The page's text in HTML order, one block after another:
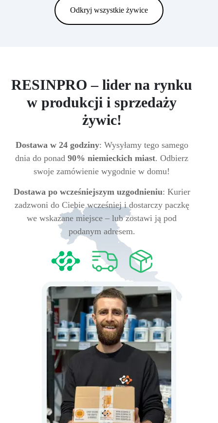
Odkryj wszystkie żywice
RESINPRO – lider na rynku
w produkcji i sprzedaży
żywic!
Dostawa w 24 godziny: Wysyłamy tego samego
dnia do ponad 90% niemieckich miast. Odbierz
swoje zamówienie wygodnie w domu!
Dostawa po wcześniejszym uzgodnieniu: Kurier
zadzwoni do Ciebie wcześniej i dostarczy paczkę
we wskazane miejsce – lub zostawi ją pod
podanym adresem.